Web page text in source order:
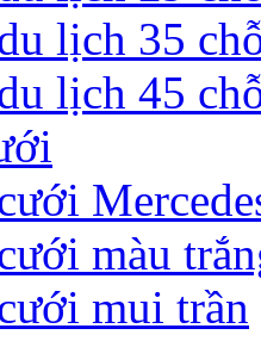
lịch 35
lịch 45
màu
mui trần